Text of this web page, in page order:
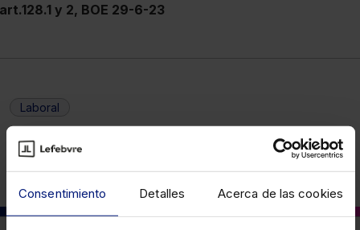
Consentimiento Detalles Acerca de las cookies
art.128.1 y 2, BOE 29-6-23
Laboral